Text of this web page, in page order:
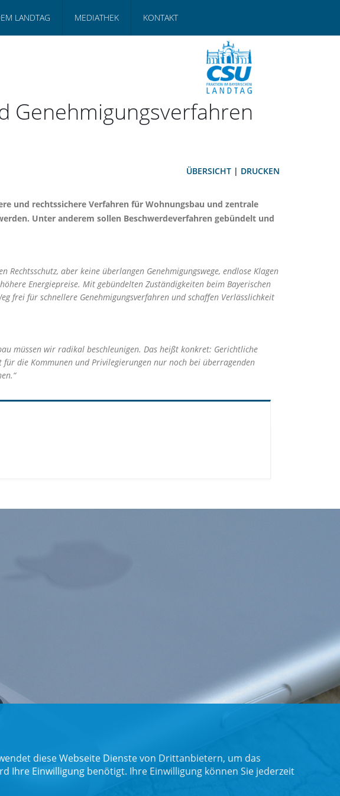
LANDTAG MEDIATHEK KONTAKT
Genehmigungsverfahren
ÜBERSICHT | DRUCKEN
und rechtssichere Verfahren für Wohnungsbau und zentrale
Unter anderem sollen Beschwerdeverfahren gebündelt und
aber keine überlangen Genehmigungswege, endlose Klagen
Energiepreise. Mit gebündelten Zuständigkeiten beim Bayerischen
frei für schnellere Genehmigungsverfahren und schaffen Verlässlichkeit
müssen wir radikal beschleunigen. Das heißt konkret: Gerichtliche
die Kommunen und Privilegierungen nur noch bei überragenden
diese Webseite Dienste von Drittanbietern, um das
Ihre Einwilligung benötigt. Ihre Einwilligung können Sie jederzeit